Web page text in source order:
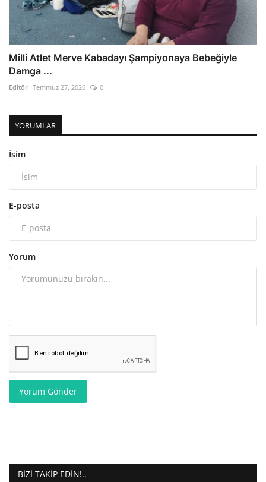
Milli Atlet Merve Kabadayı Şampiyonaya Bebeğiyle
Damga ...
Editör Temmuz 27, 2026 0
YORUMLAR
İsim
E-posta
Yorum
Yorum Gönder
BIZI TAKIP EDIN!..